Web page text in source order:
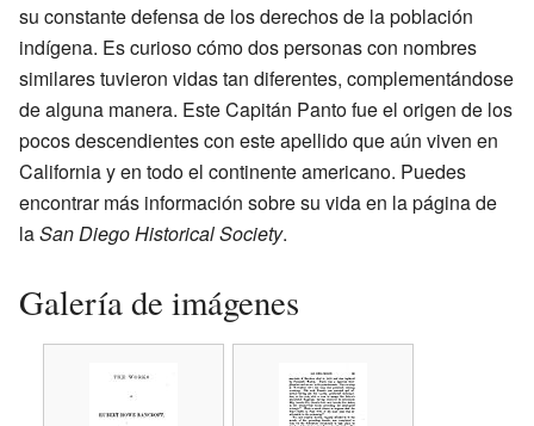
su constante defensa de los derechos de la población
indígena. Es curioso cómo dos personas con nombres
similares tuvieron vidas tan diferentes, complementándose
de alguna manera. Este Capitán Panto fue el origen de los
pocos descendientes con este apellido que aún viven en
California y en todo el continente americano. Puedes
encontrar más información sobre su vida en la página de
laSan Diego Historical Society.
Galería de imágenes